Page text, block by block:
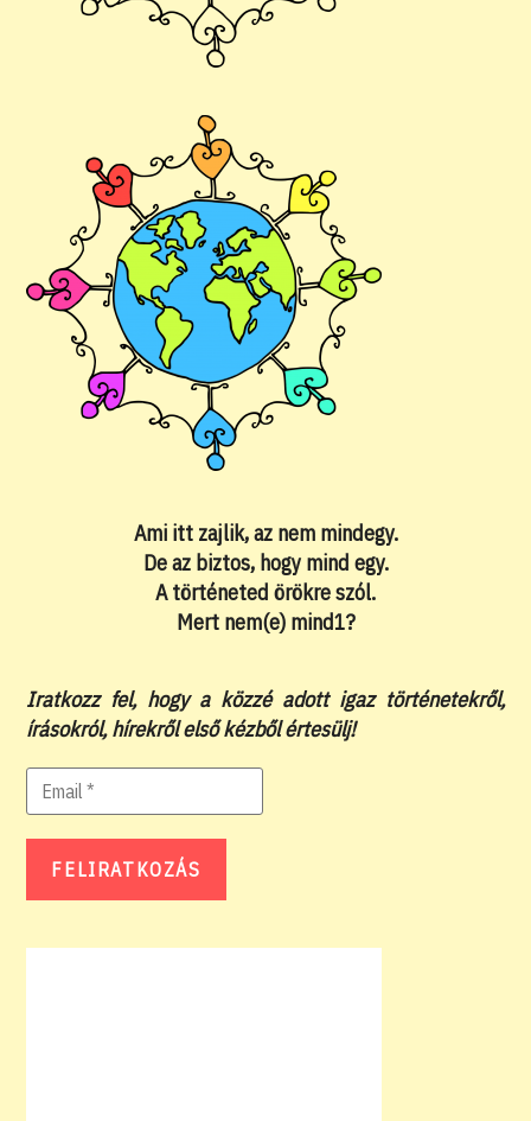
Ami itt zajlik, az nem mindegy.
De az biztos, hogy mind egy.
A történeted örökre szól.
Mert nem(e) mind1?
Iratkozz fel, hogy a közzé adott igaz történetekről,
írásokról, hírekről első kézből értesülj!